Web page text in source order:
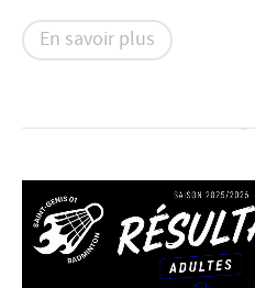
En savoir plus